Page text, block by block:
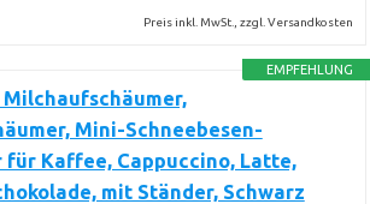
Preis inkl. MwSt., zzgl. Versandkosten
EMPFEHLUNG
Mini-Schneebesen-
für Kaffee, Cappuccino, Latte,
mit Ständer, Schwarz